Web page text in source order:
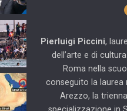
Pierluigi Piccini,
dell’arte e di
Roma nella
conseguito la laurea
Arezzo, la